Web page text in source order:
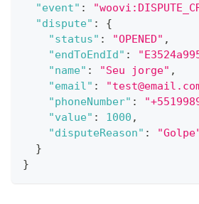
"event" :
"dispute" :
{
"status" : "OPENED" ,
"endToEndId" :
"name" : "Seu jorge" ,
"email" : "
"phoneNumber" :
"value" : 1000 ,
"disputeReason" :
}
}